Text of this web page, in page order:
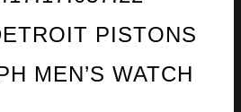
PISTONS
MEN’S WATCH